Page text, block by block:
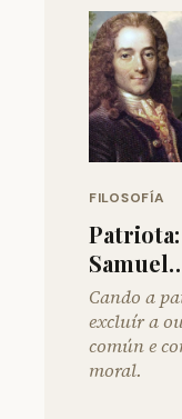
FILOSOFÍA
Cando a
excluír a
común e
moral.